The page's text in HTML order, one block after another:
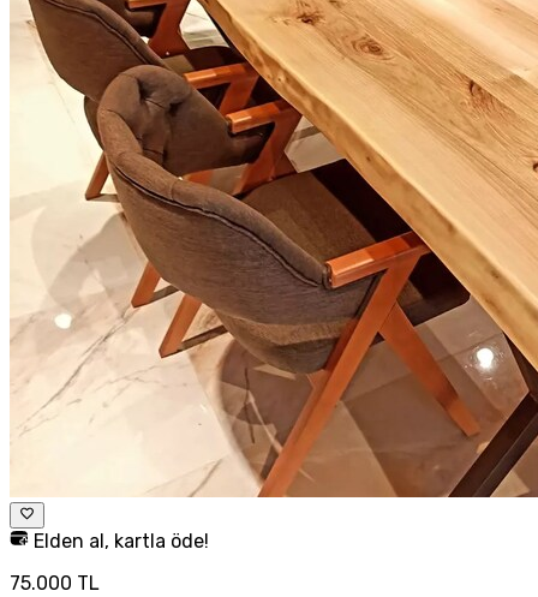
Elden al, kartla öde!
75.000 TL